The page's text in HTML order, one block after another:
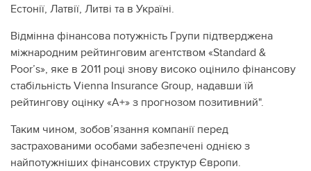
Естонії, Латвії, Литві та в Україні.
Відмінна фінансова потужність Групи підтверджена
міжнародним рейтинговим агентством «Standard &
Poor’s», яке в 2011 році знову високо оцінило фінансову
стабільність Vienna Insurance Group, надавши їй
рейтингову оцінку «А+» з прогнозом позитивний".
Таким чином, зобов’язання компанії перед
застрахованими особами забезпечені однією з
найпотужніших фінансових структур Європи.